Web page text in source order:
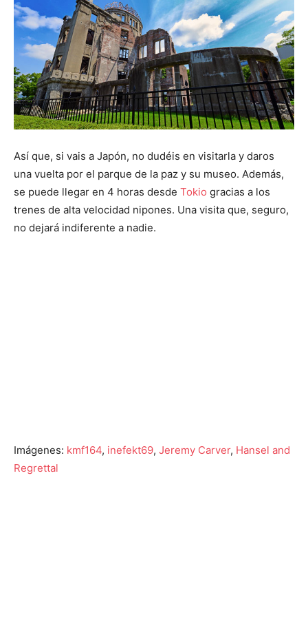
Así que, si vais a Japón, no dudéis en visitarla y daros
una vuelta por el parque de la paz y su museo. Además,
se puede llegar en 4 horas desde Tokio gracias a los
trenes de alta velocidad nipones. Una visita que, seguro,
no dejará indiferente a nadie.
Imágenes: kmf164, inefekt69, Jeremy Carver, Hansel and
Regrettal